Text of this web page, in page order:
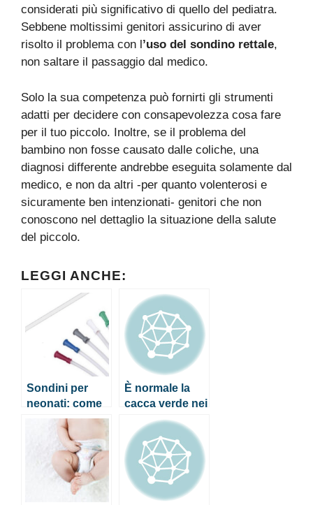
considerati più significativo di quello del pediatra.
Sebbene moltissimi genitori assicurino di aver
risolto il problema con l’uso del sondino rettale,
non saltare il passaggio dal medico.
Solo la sua competenza può fornirti gli strumenti
adatti per decidere con consapevolezza cosa fare
per il tuo piccolo. Inoltre, se il problema del
bambino non fosse causato dalle coliche, una
diagnosi differente andrebbe eseguita solamente dal
medico, e non da altri -per quanto volenterosi e
sicuramente ben intenzionati- genitori che non
conoscono nel dettaglio la situazione della salute
del piccolo.
LEGGI ANCHE:
Sondini per
neonati: come
si usano e
quando sono
consigliati
È normale la
cacca verde nei
neonati?
Quando
preoccuparsi?